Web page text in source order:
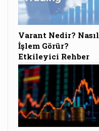
Varant Nedir? Nasıl
İşlem Görür?
Etkileyici Rehber